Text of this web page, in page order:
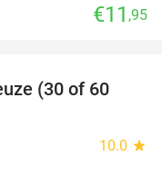
€11 ,95
55%
(30 of 60
10.0 star